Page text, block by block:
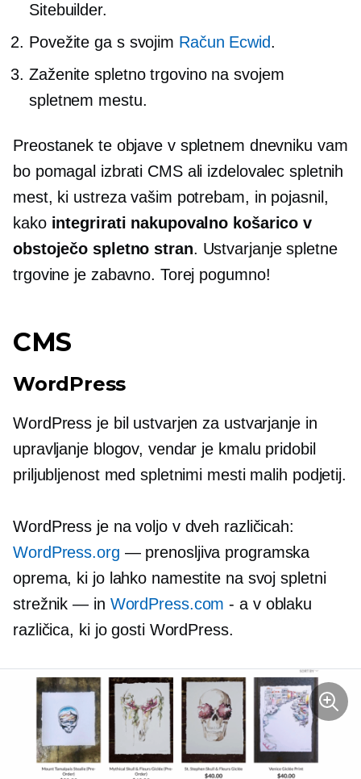
Sitebuilder.
Povežite ga s svojim Račun Ecwid.
Zaženite spletno trgovino na svojem
spletnem mestu.
Preostanek te objave v spletnem dnevniku vam
bo pomagal izbrati CMS ali izdelovalec spletnih
mest, ki ustreza vašim potrebam, in pojasnil,
kako integrirati nakupovalno košarico v
obstoječo spletno stran. Ustvarjanje spletne
trgovine je zabavno. Torej pogumno!
CMS
WordPress
WordPress je bil ustvarjen za ustvarjanje in
upravljanje blogov, vendar je kmalu pridobil
priljubljenost med spletnimi mesti malih podjetij.
WordPress je na voljo v dveh različicah:
WordPress.org — prenosljiva programska
oprema, ki jo lahko namestite na svoj spletni
strežnik — in WordPress.com - a v oblaku
različica, ki jo gosti WordPress.